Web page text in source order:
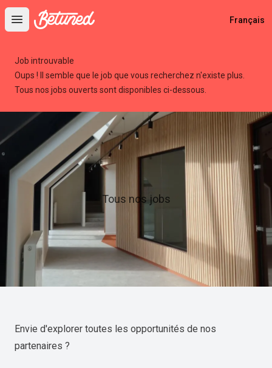
Open main menu
Betuned Français
Job introuvable
Oups ! Il semble que le job que vous recherchez n'existe plus.
Tous nos jobs ouverts sont disponibles ci-dessous.
Tous nos jobs
Envie d'explorer toutes les opportunités de nos
partenaires ?